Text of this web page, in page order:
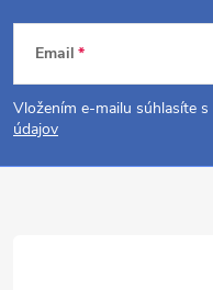
Z
á
p
Email
Vložením e-mailu súhlasíte s
údajov